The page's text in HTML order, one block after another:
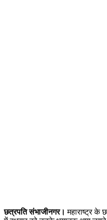
छत्रपति संभाजीनगर। महाराष्ट्र के